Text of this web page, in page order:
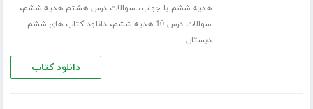
هدیه ششم با جواب، سوالات درس هشتم هدیه ششم،
سوالات درس 10 هدیه ششم ،دانلود کتاب های ششم
دبستان
دانلود کتاب